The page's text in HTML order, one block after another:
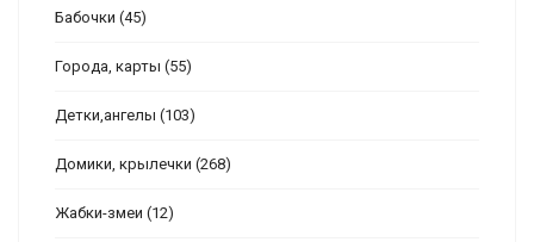
Бабочки (45)
Города, карты (55)
Детки,ангелы (103)
Домики, крылечки (268)
Жабки-змеи (12)